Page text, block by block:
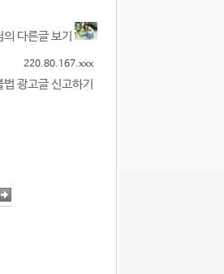
다른글 보기
220.80.167.xxx
법 광고글 신고하기